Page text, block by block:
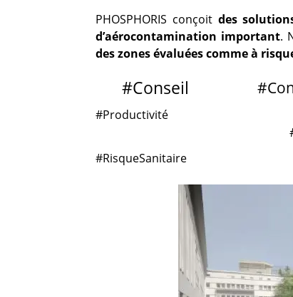
PHOSPHORIS conçoit des
d’aérocontamination important.
des zones évaluées comme à
#Conseil
#Productivité
#RisqueSanitaire